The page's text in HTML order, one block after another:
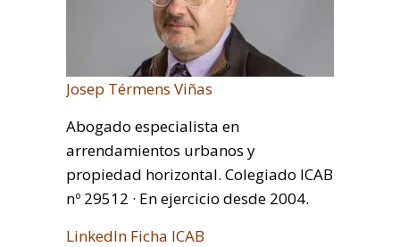
Josep Térmens Viñas
Abogado especialista en
arrendamientos urbanos y
propiedad horizontal. Colegiado ICAB
nº 29512 · En ejercicio desde 2004.
LinkedIn Ficha ICAB